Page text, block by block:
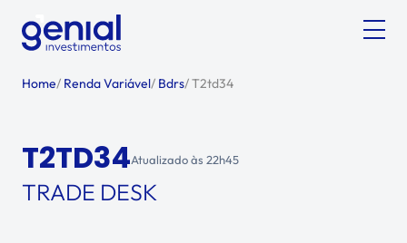
Home/ Renda Variável/ Bdrs/T2td34
T2TD34Atualizado às 22h45
TRADE DESK